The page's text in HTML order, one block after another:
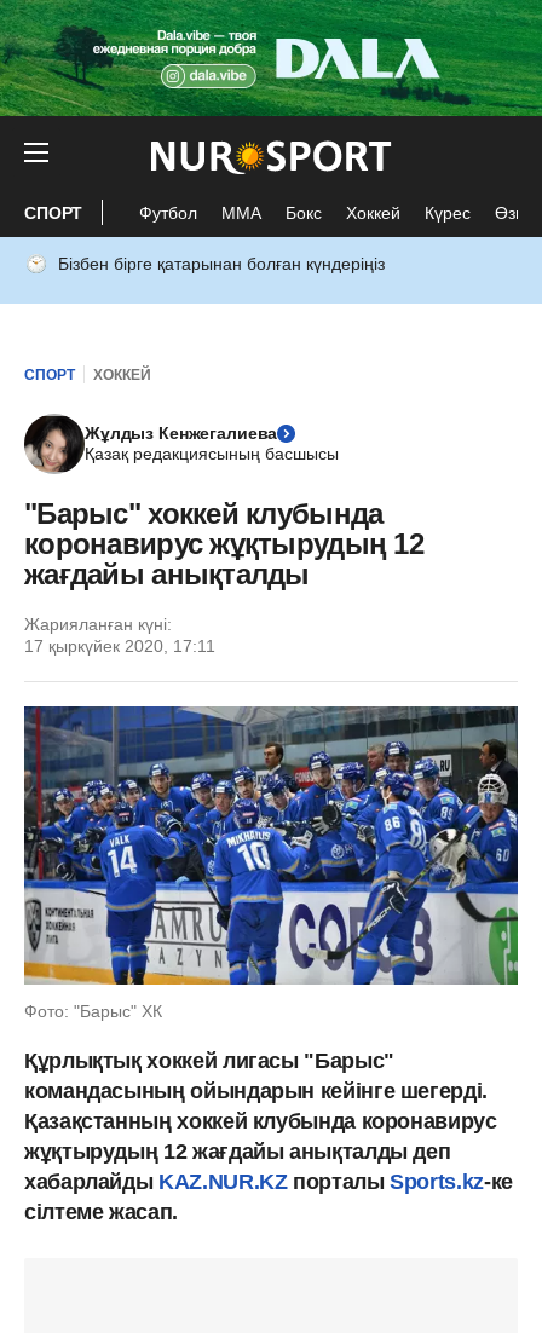
СПОРТ Футбол ММА Бокс Хоккей Күрес Өзге
Бізбен бірге қатарынан болған күндеріңіз
СПОРТ ХОККЕЙ
Жұлдыз Кенжегалиева
Қазақ редакциясының басшысы
"Барыс" хоккей клубында
коронавирус жұқтырудың 12
жағдайы анықталды
Жарияланған күні:
17 қыркүйек 2020, 17:11
Фото: "Барыс" ХК
Құрлықтық хоккей лигасы "Барыс"
командасының ойындарын кейінге шегерді.
Қазақстанның хоккей клубында коронавирус
жұқтырудың 12 жағдайы анықталды деп
хабарлайды KAZ.NUR.KZпорталыSports.kz-ке
сілтеме жасап.